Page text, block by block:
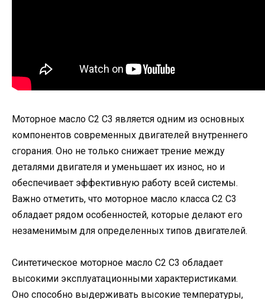
Моторное масло C2 C3 является одним из основных
компонентов современных двигателей внутреннего
сгорания. Оно не только снижает трение между
деталями двигателя и уменьшает их износ, но и
обеспечивает эффективную работу всей системы.
Важно отметить, что моторное масло класса C2 C3
обладает рядом особенностей, которые делают его
незаменимым для определенных типов двигателей.
Синтетическое моторное масло C2 C3 обладает
высокими эксплуатационными характеристиками.
Оно способно выдерживать высокие температуры,